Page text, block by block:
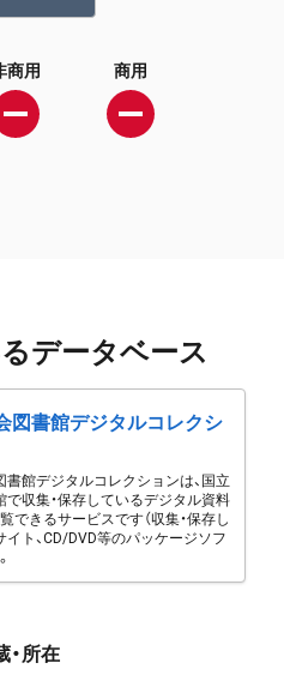
商用 商用
データベース
図書館デジタルコレクシ
書館デジタルコレクションは、国立
で収集・保存しているデジタル資料
できるサービスです（収集・保存し
イト、CD/DVD等のパッケージソフ
・所在